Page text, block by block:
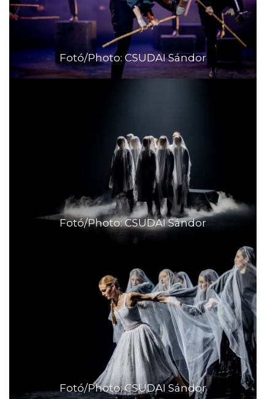
Fotó/Photo: CSUDAI Sándor
Fotó/Photo: CSUDAI Sándor
Fotó/Photo: CSUDAI Sándor